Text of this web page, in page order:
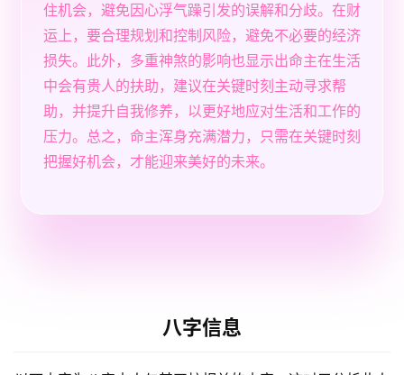
住机会，避免因心浮气躁引发的误解和分歧。在财
运上，要合理规划和控制风险，避免不必要的经济
损失。此外，多重神煞的影响也显示出命主在生活
中会有贵人的扶助，建议在关键时刻主动寻求帮
助，并提升自我修养，以更好地应对生活和工作的
压力。总之，命主浑身充满潜力，只需在关键时刻
把握好机会，才能迎来美好的未来。
八字信息